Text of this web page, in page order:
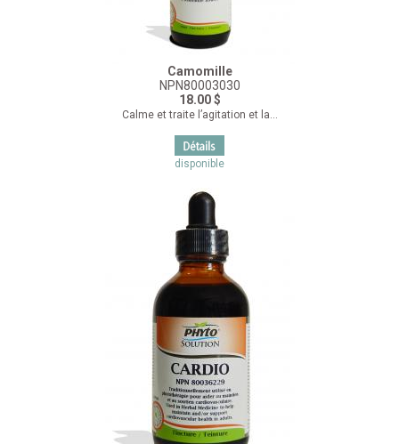
Camomille
NPN80003030
18.00 $
Calme et traite l’agitation et la...
disponible